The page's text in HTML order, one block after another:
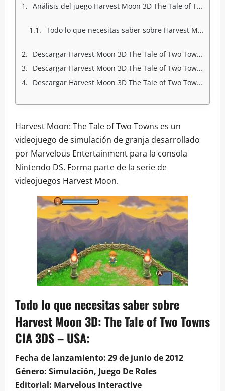
Análisis del juego Harvest Moon 3D The Tale of Two Towns CIA 3DS USA
Todo lo que necesitas saber sobre Harvest Moon 3D: The Tale of Two Towns CIA 3DS - USA:
Descargar Harvest Moon 3D The Tale of Two Towns CIA 3DS USA Full Mega
Descargar Harvest Moon 3D The Tale of Two Towns CIA 3DS USA Full Mediafire
Descargar Harvest Moon 3D The Tale of Two Towns CIA 3DS USA Full Googledrive
Harvest Moon: The Tale of Two Towns es un
videojuego de simulación de granja desarrollado
por Marvelous Entertainment para la consola
Nintendo DS. Forma parte de la serie de
videojuegos Harvest Moon.
Todo lo que necesitas saber sobre
Harvest Moon 3D: The Tale of Two Towns
CIA 3DS – USA:
Fecha de lanzamiento: 29 de junio de 2012
Género: Simulación, Juego De Roles
Editorial: Marvelous Interactive